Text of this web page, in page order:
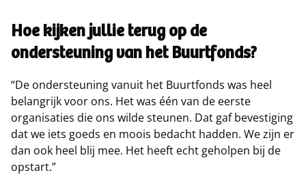
Hoe kijken jullie terug op de
ondersteuning van het Buurtfonds?
“De ondersteuning vanuit het Buurtfonds was heel
belangrijk voor ons. Het was één van de eerste
organisaties die ons wilde steunen. Dat gaf bevestiging
dat we iets goeds en moois bedacht hadden. We zijn er
dan ook heel blij mee. Het heeft echt geholpen bij de
opstart.”